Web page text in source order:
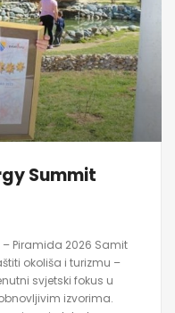
Summit
– Piramida 2026 Samit
okoliša i turizmu –
svjetski fokus u
izvorima.